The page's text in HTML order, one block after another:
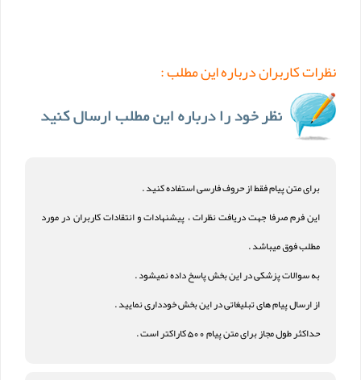
نظرات کاربران درباره این مطلب :
برای متن پیام فقط از حروف فارسی استفاده کنید .
این فرم صرفا جهت دریافت نظرات ، پیشنهادات و انتقادات کاربران در مورد
مطلب فوق میباشد .
به سوالات پزشکی در این بخش پاسخ داده نمیشود .
از ارسال پیام های تبلیغاتی در این بخش خودداری نمایید .
حداکثر طول مجاز برای متن پیام 500 کاراکتر است .